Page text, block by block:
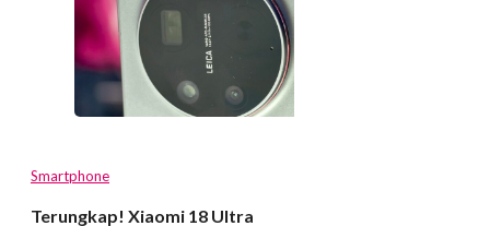
Smartphone
Terungkap! Xiaomi 18 Ultra